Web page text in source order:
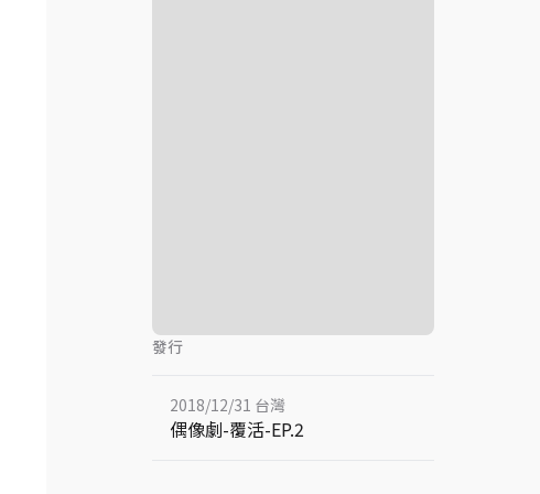
發行
2018/12/31 台灣
偶像劇-覆活-EP.2